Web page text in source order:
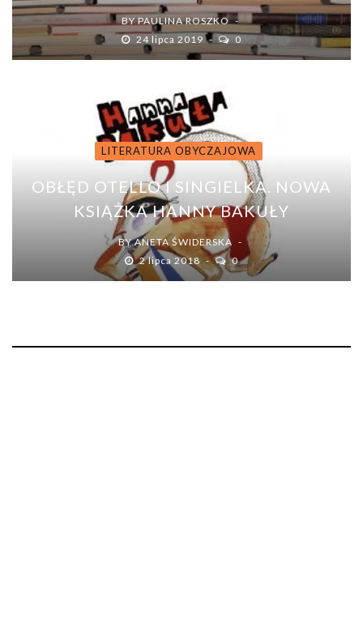
BYPAULINA ROSZKO
24 lipca 2019
0
LITERATURA OBYCZAJOWA
OBŁĘD OTELLO I SINGIELKA. NOWA
KSIĄŻKA HANNY BAKUŁY
BYANETA ŚWIDERSKA
2 lipca 2018
0